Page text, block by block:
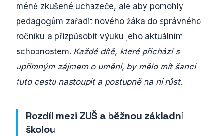
méně zkušené uchazeče, ale aby pomohly
pedagogům zařadit nového žáka do správného
ročníku a přizpůsobit výuku jeho aktuálním
schopnostem. Každé dítě, které přichází s
upřímným zájmem o umění, by mělo mít šanci
tuto cestu nastoupit a postupně na ní růst.
Rozdíl mezi ZUŠ a běžnou základní
školou